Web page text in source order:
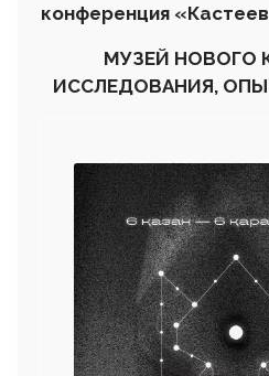
конференция
МУЗЕЙ НОВОГО
ИССЛЕДОВАНИЯ,